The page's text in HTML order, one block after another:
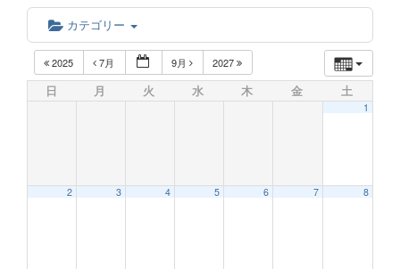
カテゴリー
2025 7月 9月 2027
日 月 火 水 木 金 土
1
2 3 4 5 6 7 8